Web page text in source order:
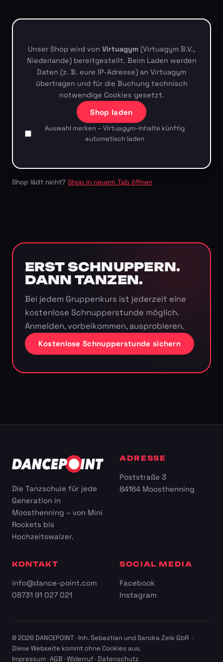
Unser Shop wird von Virtuagym (Virtuagym B.V.,
Niederlande) bereitgestellt. Beim Laden werden
Daten (z. B. eure IP-Adresse) an Virtuagym
übertragen und für die Buchung technisch
notwendige Cookies gesetzt.
Shop laden
Auswahl merken – Virtuagym-Inhalte künftig
automatisch laden
Shop lädt nicht? Shop in neuem Tab öffnen
ERST SCHNUPPERN.
DANN TANZEN.
Bei jedem Gruppenkurs ist jederzeit eine
kostenlose Schnupperstunde möglich.
Anmelden, vorbeikommen, ausprobieren.
Kostenlose Schnupperstunde sichern
Die Tanzschule für jede
Generation in
Moosthenning – von Mini
Rockets bis
Hochzeitswalzer.
ADRESSE
Poststraße 3
84164 Moosthenning
KONTAKT
info@dance-point.com
08731 91 027 021
SOCIAL MEDIA
Facebook
Instagram
© 2026 DANCEPOINT · Inh. Sebastian und Sandra Zele GbR ·
Diese Webseite kommt ohne Cookies aus.
Impressum·AGB ·Widerruf·Datenschutz